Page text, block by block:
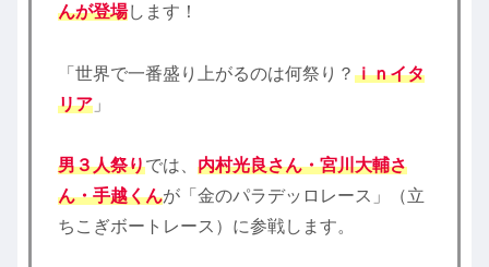
んが登場します！
「世界で一番盛り上がるのは何祭り？ ｉｎイタ
リア 」
男３人祭りでは、 内村光良さん・宮川大輔さ
ん・手越くんが「金のパラデッロレース」（立
ちこぎボートレース）に参戦します。